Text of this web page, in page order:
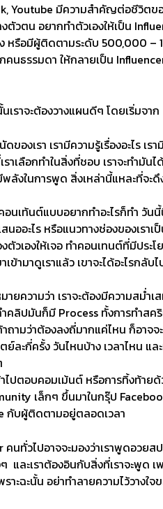
Youtube มีความสำคัญต่อชีวิตข
วตน อยากทำตัวเองให้เป็น
หรือมีผู้ติดตามระดับ 500,000
คนธรรมดา ให้กลายเป็น
ราจะต้องวางแผนดีๆ โดยเริ่มจาก
งเรา เรามีความรู้เรื่องอะไร เร
เลือกทำในสิ่งที่ชอบ เราจะทำมัน
ลังในการพูด สิ่งเหล่านี้แหละที่จะ
นเท้นต์แบบอยากทำอะไรก็ทำ วัน
ออะไร หรือแนวทางช่องของเรา
วเองให้เจอ ทำคอนเทนต์ที่มีประ
ข้ามาดูเราแล้ว เขาจะได้อะไรก
ความว่า เราจะต้องมีความสม่ำเ
คลิปมันก็มี Process ทั้งการทำส
าถามว่าต้องลงถี่มากแค่ไหน ก็อา
กี่ครั้ง วันไหนบ้าง เวลาไหน และ
ปตอบคอมเม้นต์ หรือการทิ้งท้าย
เล็กๆ ขึ้นมาในกรุ๊ป
กับผู้ติดตามอยู่ตลอดเวลา
คนทั่วไปอาจจะมองว่าเราพูดอว
และเราต้องอินกับสิ่งที่เราจะพูด
ะฉะนั้น อย่าทำลายความไว้วาง